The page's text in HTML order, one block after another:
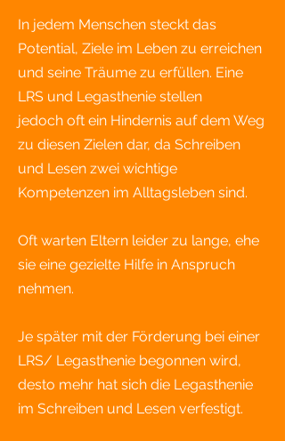
In jedem Menschen steckt das
Potential, Ziele im Leben zu erreichen
und seine Träume zu erfüllen. Eine
LRS und Legasthenie stellen
jedoch oft ein Hindernis auf dem Weg
zu diesen Zielen dar, da Schreiben
und Lesen zwei wichtige
Kompetenzen im Alltagsleben sind.
Oft warten Eltern leider zu lange, ehe
sie eine gezielte Hilfe in Anspruch
nehmen.
Je später mit der Förderung bei einer
LRS/ Legasthenie begonnen wird,
desto mehr hat sich die Legasthenie
im Schreiben und Lesen verfestigt.